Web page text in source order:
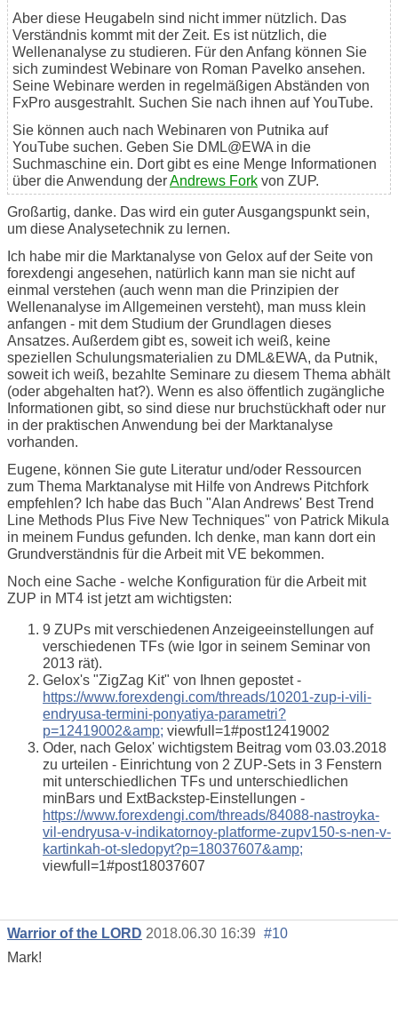
Aber diese Heugabeln sind nicht immer nützlich. Das
Verständnis kommt mit der Zeit. Es ist nützlich, die
Wellenanalyse zu studieren. Für den Anfang können Sie
sich zumindest Webinare von Roman Pavelko ansehen.
Seine Webinare werden in regelmäßigen Abständen von
FxPro ausgestrahlt. Suchen Sie nach ihnen auf YouTube.
Sie können auch nach Webinaren von Putnika auf
YouTube suchen. Geben Sie DML@EWA in die
Suchmaschine ein. Dort gibt es eine Menge Informationen
über die Anwendung derAndrews Fork von ZUP.
Großartig, danke. Das wird ein guter Ausgangspunkt sein,
um diese Analysetechnik zu lernen.
Ich habe mir die Marktanalyse von Gelox auf der Seite von
forexdengi angesehen, natürlich kann man sie nicht auf
einmal verstehen (auch wenn man die Prinzipien der
Wellenanalyse im Allgemeinen versteht), man muss klein
anfangen - mit dem Studium der Grundlagen dieses
Ansatzes. Außerdem gibt es, soweit ich weiß, keine
speziellen Schulungsmaterialien zu DML&EWA, da Putnik,
soweit ich weiß, bezahlte Seminare zu diesem Thema abhält
(oder abgehalten hat?). Wenn es also öffentlich zugängliche
Informationen gibt, so sind diese nur bruchstückhaft oder nur
in der praktischen Anwendung bei der Marktanalyse
vorhanden.
Eugene, können Sie gute Literatur und/oder Ressourcen
zum Thema Marktanalyse mit Hilfe von Andrews Pitchfork
empfehlen? Ich habe das Buch "Alan Andrews' Best Trend
Line Methods Plus Five New Techniques" von Patrick Mikula
in meinem Fundus gefunden. Ich denke, man kann dort ein
Grundverständnis für die Arbeit mit VE bekommen.
Noch eine Sache - welche Konfiguration für die Arbeit mit
ZUP in MT4 ist jetzt am wichtigsten:
9 ZUPs mit verschiedenen Anzeigeeinstellungen auf
verschiedenen TFs (wie Igor in seinem Seminar von
2013 rät).
Gelox's "ZigZag Kit" von Ihnen gepostet -
https://www.forexdengi.com/threads/10201-zup-i-vili-
endryusa-termini-ponyatiya-parametri?
p=12419002&amp; viewfull=1#post12419002
Oder, nach Gelox' wichtigstem Beitrag vom 03.03.2018
zu urteilen - Einrichtung von 2 ZUP-Sets in 3 Fenstern
mit unterschiedlichen TFs und unterschiedlichen
minBars und ExtBackstep-Einstellungen -
https://www.forexdengi.com/threads/84088-nastroyka-
vil-endryusa-v-indikatornoy-platforme-zupv150-s-nen-v-
kartinkah-ot-sledopyt?p=18037607&amp;
viewfull=1#post18037607
Warrior of the LORD 2018.06.30 16:39 #10
Mark!